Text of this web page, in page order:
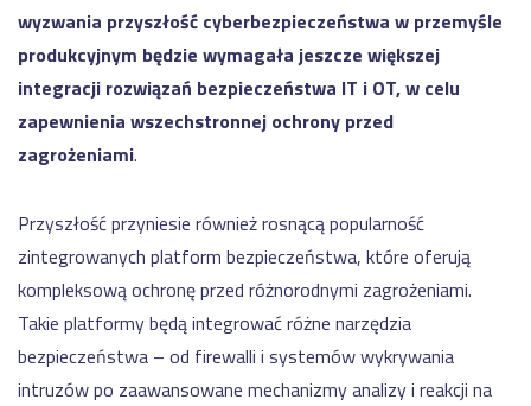
wyzwania przyszłość cyberbezpieczeństwa w przemyśle
produkcyjnym będzie wymagała jeszcze większej
integracji rozwiązań bezpieczeństwa IT i OT, w celu
zapewnienia wszechstronnej ochrony przed
zagrożeniami.
Przyszłość przyniesie również rosnącą popularność
zintegrowanych platform bezpieczeństwa, które oferują
kompleksową ochronę przed różnorodnymi zagrożeniami.
Takie platformy będą integrować różne narzędzia
bezpieczeństwa – od firewalli i systemów wykrywania
intruzów po zaawansowane mechanizmy analizy i reakcji na